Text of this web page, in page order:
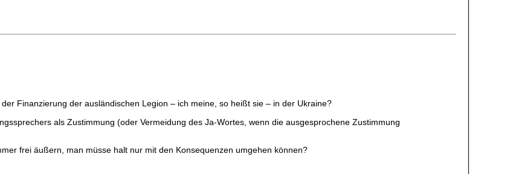
Finanzierung der ausländischen Legion – ich meine, so heißt sie – in der Ukraine?
als Zustimmung (oder Vermeidung des Ja-Wortes, wenn die ausgesprochene Zustimmung
frei äußern, man müsse halt nur mit den Konsequenzen umgehen können?